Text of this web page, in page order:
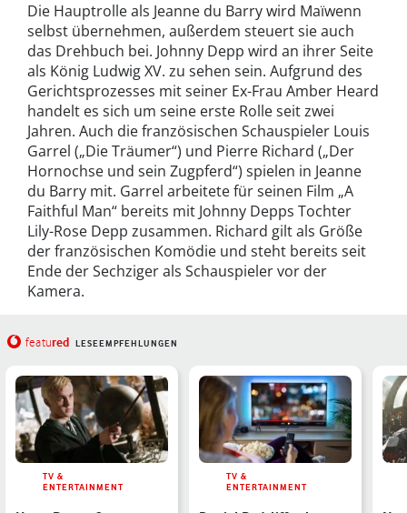
Die Hauptrolle als Jeanne du Barry wird Maïwenn
selbst übernehmen, außerdem steuert sie auch
das Drehbuch bei. Johnny Depp wird an ihrer Seite
als König Ludwig XV. zu sehen sein. Aufgrund des
Gerichtsprozesses mit seiner Ex-Frau Amber Heard
handelt es sich um seine erste Rolle seit zwei
Jahren. Auch die französischen Schauspieler Louis
Garrel („Die Träumer“) und Pierre Richard („Der
Hornochse und sein Zugpferd“) spielen in Jeanne
du Barry mit. Garrel arbeitete für seinen Film „A
Faithful Man“ bereits mit Johnny Depps Tochter
Lily-Rose Depp zusammen. Richard gilt als Größe
der französischen Komödie und steht bereits seit
Ende der Sechziger als Schauspieler vor der
Kamera.
featured LESEEMPFEHLUNGEN
TV &
ENTERTAINMENT
TV &
ENTERTAINMENT